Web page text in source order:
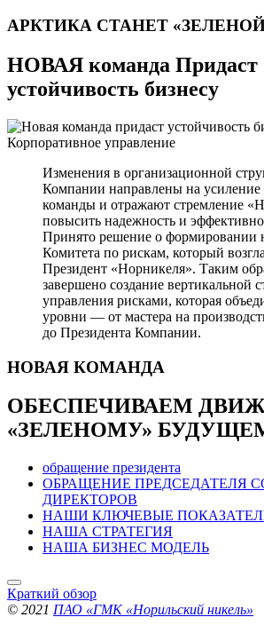
АРКТИКА СТАНЕТ
НОВАЯ команда Придаст
устойчивость бизнесу
Корпоративное управление
Изменения в организационной
Компании направлены на
команды и отражают стремление
повысить надежность и
Принято решение о формировании
Комитета по рискам, который
Президент «Норникеля». Таким
завершено создание вертикальной
управления рисками, которая
уровни — от мастера на
до Президента Компании.
НОВАЯ КОМАНДА
ОБЕСПЕЧИВАЕМ
«ЗЕЛЕНОМУ»
обращение президента
ОБРАЩЕНИЕ ПРЕДСЕДАТЕЛЯ
ДИРЕКТОРОВ
НАШИ КЛЮЧЕВЫЕ
НАША СТРАТЕГИЯ
НАША БИЗНЕС МОДЕЛЬ
Краткий обзор
© 2021 ПАО «ГМК «Норильский никель»